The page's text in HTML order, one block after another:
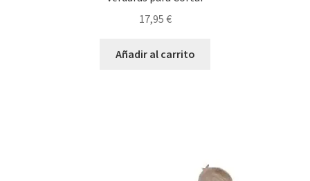
17,95 €
Añadir al carrito